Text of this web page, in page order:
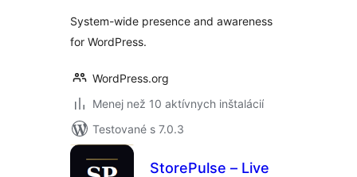
System-wide presence and awareness
for WordPress.
WordPress.org
Menej než 10 aktívnych inštalácií
Testované s 7.0.3
StorePulse – Live